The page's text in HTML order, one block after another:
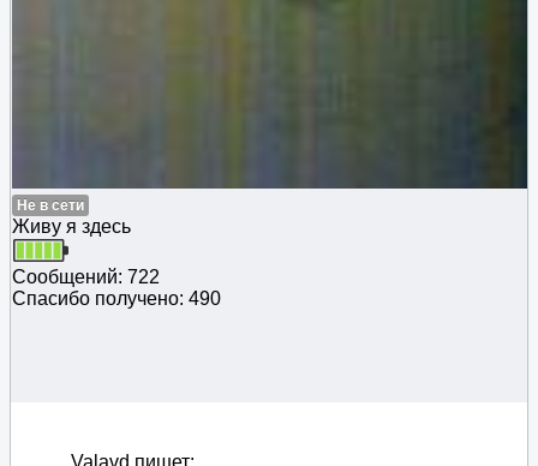
Не в сети
Живу я здесь
Сообщений: 722
Спасибо получено: 490
Valavd пишет: